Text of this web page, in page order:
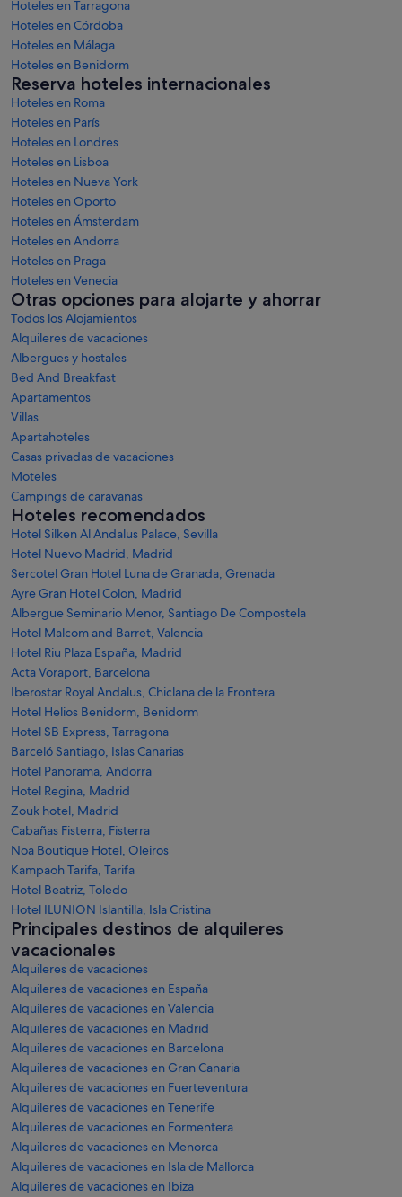
Hoteles en Tarragona
Hoteles en Córdoba
Hoteles en Málaga
Hoteles en Benidorm
Reserva hoteles internacionales
Hoteles en Roma
Hoteles en París
Hoteles en Londres
Hoteles en Lisboa
Hoteles en Nueva York
Hoteles en Oporto
Hoteles en Ámsterdam
Hoteles en Andorra
Hoteles en Praga
Hoteles en Venecia
Otras opciones para alojarte y ahorrar
Todos los Alojamientos
Alquileres de vacaciones
Albergues y hostales
Bed And Breakfast
Apartamentos
Villas
Apartahoteles
Casas privadas de vacaciones
Moteles
Campings de caravanas
Hoteles recomendados
Hotel Silken Al Andalus Palace, Sevilla
Hotel Nuevo Madrid, Madrid
Sercotel Gran Hotel Luna de Granada, Grenada
Ayre Gran Hotel Colon, Madrid
Albergue Seminario Menor, Santiago De Compostela
Hotel Malcom and Barret, Valencia
Hotel Riu Plaza España, Madrid
Acta Voraport, Barcelona
Iberostar Royal Andalus, Chiclana de la Frontera
Hotel Helios Benidorm, Benidorm
Hotel SB Express, Tarragona
Barceló Santiago, Islas Canarias
Hotel Panorama, Andorra
Hotel Regina, Madrid
Zouk hotel, Madrid
Cabañas Fisterra, Fisterra
Noa Boutique Hotel, Oleiros
Kampaoh Tarifa, Tarifa
Hotel Beatriz, Toledo
Hotel ILUNION Islantilla, Isla Cristina
Principales destinos de alquileres
vacacionales
Alquileres de vacaciones
Alquileres de vacaciones en España
Alquileres de vacaciones en Valencia
Alquileres de vacaciones en Madrid
Alquileres de vacaciones en Barcelona
Alquileres de vacaciones en Gran Canaria
Alquileres de vacaciones en Fuerteventura
Alquileres de vacaciones en Tenerife
Alquileres de vacaciones en Formentera
Alquileres de vacaciones en Menorca
Alquileres de vacaciones en Isla de Mallorca
Alquileres de vacaciones en Ibiza